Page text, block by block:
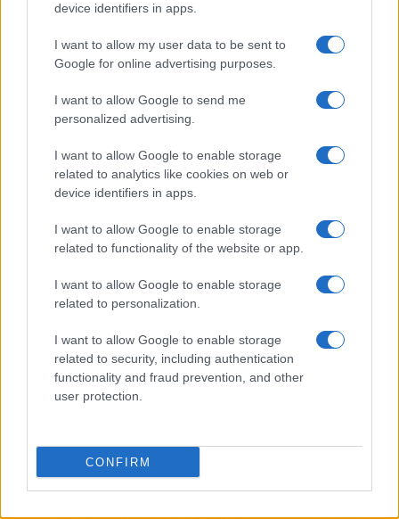
device identifiers in apps.
I want to allow my user data to be sent to
Google for online advertising purposes.
I want to allow Google to send me
personalized advertising.
I want to allow Google to enable storage
related to analytics like cookies on web or
device identifiers in apps.
I want to allow Google to enable storage
related to functionality of the website or app.
I want to allow Google to enable storage
related to personalization.
I want to allow Google to enable storage
related to security, including authentication
functionality and fraud prevention, and other
user protection.
CONFIRM
Osso di seppia per pappagalli: benefici, uso e
Matteo Pellegrino · 7 Ago 2026
Rumori forti e uccelli in città: prevenzione e gestione
Camilla Pellegrini · 7 Ago 2026
UCCELLI